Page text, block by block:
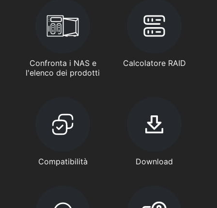
Confronta i NAS e
l'elenco dei prodotti
Calcolatore RAID
Compatibilità Download